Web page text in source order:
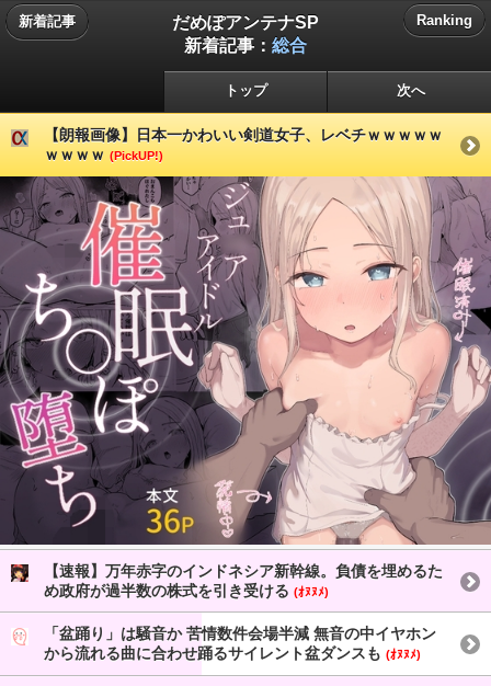
新着記事
だめぽアンテナSP
新着記事： 総合
Ranking
トップ 次へ
【朗報画像】日本一かわいい剣道女子、レベチｗｗｗｗｗ
ｗｗｗｗ (PickUP!)
【速報】万年赤字のインドネシア新幹線。負債を埋めるた
め政府が過半数の株式を引き受ける (ｵﾇﾇﾒ)
「盆踊り」は騒音か 苦情数件会場半減 無音の中イヤホン
から流れる曲に合わせ踊るサイレント盆ダンスも (ｵﾇﾇﾒ)